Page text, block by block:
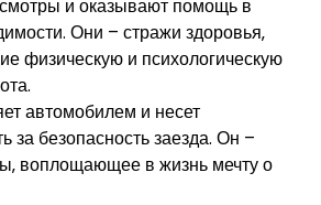
и оказывают помощь в
Они – стражи здоровья‚
физическую и психологическую
автомобилем и несет
за безопасность заезда. Он –
воплощающее в жизнь мечту о